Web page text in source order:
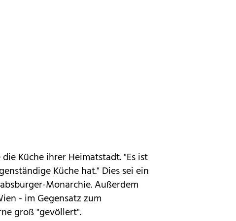
Küche ihrer Heimatstadt. "Es ist
Küche hat." Dies sei ein
Monarchie. Außerdem
- im Gegensatz zum
groß "gevöllert".